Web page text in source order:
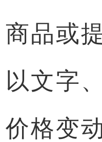
商品或
以文字
价格变